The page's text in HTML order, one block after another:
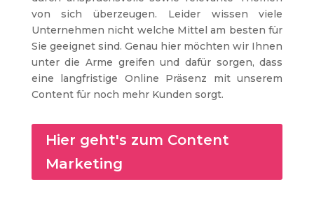
von sich überzeugen. Leider wissen viele
Unternehmen nicht welche Mittel am besten für
Sie geeignet sind. Genau hier möchten wir Ihnen
unter die Arme greifen und dafür sorgen, dass
eine langfristige Online Präsenz mit unserem
Content für noch mehr Kunden sorgt.
Hier geht's zum Content
Marketing